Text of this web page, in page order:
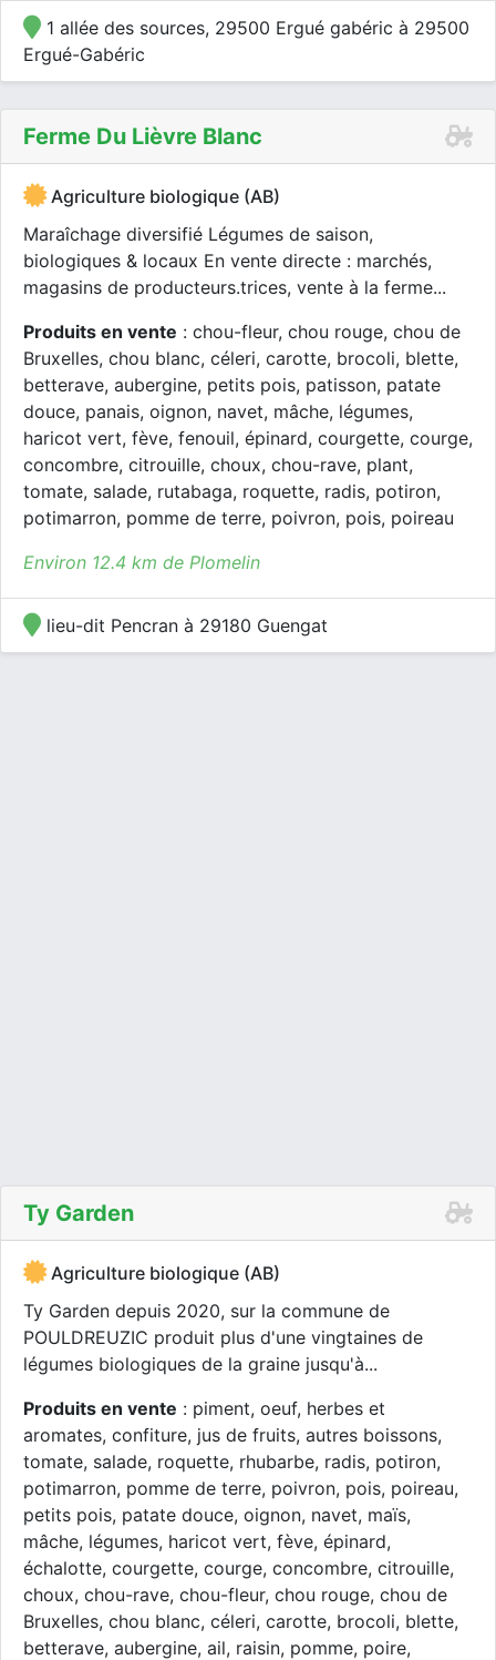
1 allée des sources, 29500 Ergué gabéric à 29500
Ergué-Gabéric
Ferme Du Lièvre Blanc
Agriculture biologique (AB)
Maraîchage diversifié Légumes de saison,
biologiques & locaux En vente directe : marchés,
magasins de producteurs.trices, vente à la ferme...
Produits en vente : chou-fleur, chou rouge, chou de
Bruxelles, chou blanc, céleri, carotte, brocoli, blette,
betterave, aubergine, petits pois, patisson, patate
douce, panais, oignon, navet, mâche, légumes,
haricot vert, fève, fenouil, épinard, courgette, courge,
concombre, citrouille, choux, chou-rave, plant,
tomate, salade, rutabaga, roquette, radis, potiron,
potimarron, pomme de terre, poivron, pois, poireau
Environ 12.4 km de Plomelin
lieu-dit Pencran à 29180 Guengat
Ty Garden
Agriculture biologique (AB)
Ty Garden depuis 2020, sur la commune de
POULDREUZIC produit plus d'une vingtaines de
légumes biologiques de la graine jusqu'à...
Produits en vente : piment, oeuf, herbes et
aromates, confiture, jus de fruits, autres boissons,
tomate, salade, roquette, rhubarbe, radis, potiron,
potimarron, pomme de terre, poivron, pois, poireau,
petits pois, patate douce, oignon, navet, maïs,
mâche, légumes, haricot vert, fève, épinard,
échalotte, courgette, courge, concombre, citrouille,
choux, chou-rave, chou-fleur, chou rouge, chou de
Bruxelles, chou blanc, céleri, carotte, brocoli, blette,
betterave, aubergine, ail, raisin, pomme, poire,